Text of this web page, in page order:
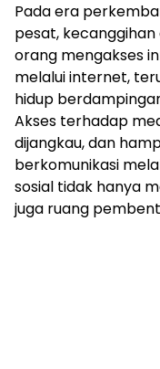
Pada era
pesat,
orang mengakses
melalui internet,
hidup
Akses terhadap
dijangkau, dan
berkomunikasi
sosial tidak hanya
juga ruang